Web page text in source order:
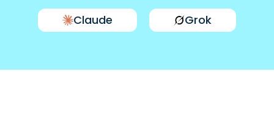
Claude Grok